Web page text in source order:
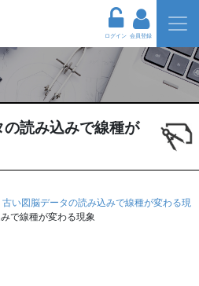
ログイン 会員登録
読み込みで線種が
古い図脳データの読み込みで線種が変わる現
で線種が変わる現象